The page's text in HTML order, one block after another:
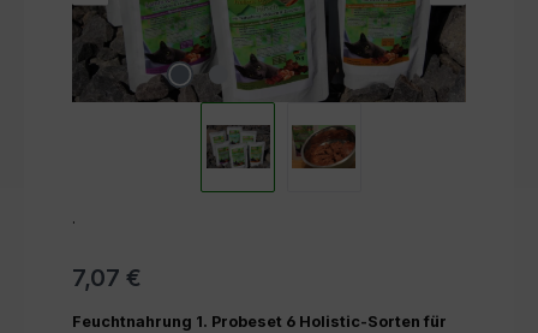
.
7,07 €
Feuchtnahrung 1. Probeset 6 Holistic-Sorten für